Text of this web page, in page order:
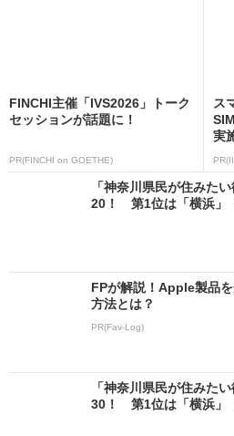
FINCHI主催「IVS2026」トーク
セッションが話題に！
PR(FINCHI on GOETHE)
ス
実
「神奈川県民が住みた
20！ 第1位は「横浜」
FPが解説！Apple製品
方法とは？
PR(Fav-Log)
「神奈川県民が住みた
30！ 第1位は「横浜」